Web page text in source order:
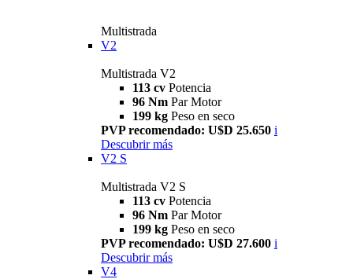
Multistrada
V2
Multistrada V2
113 cv Potencia
96 Nm Par Motor
199 kg Peso en seco
PVP recomendado: U$D 25.650 i
Descubrir más
V2 S
Multistrada V2 S
113 cv Potencia
96 Nm Par Motor
199 kg Peso en seco
PVP recomendado: U$D 27.600 i
Descubrir más
V4